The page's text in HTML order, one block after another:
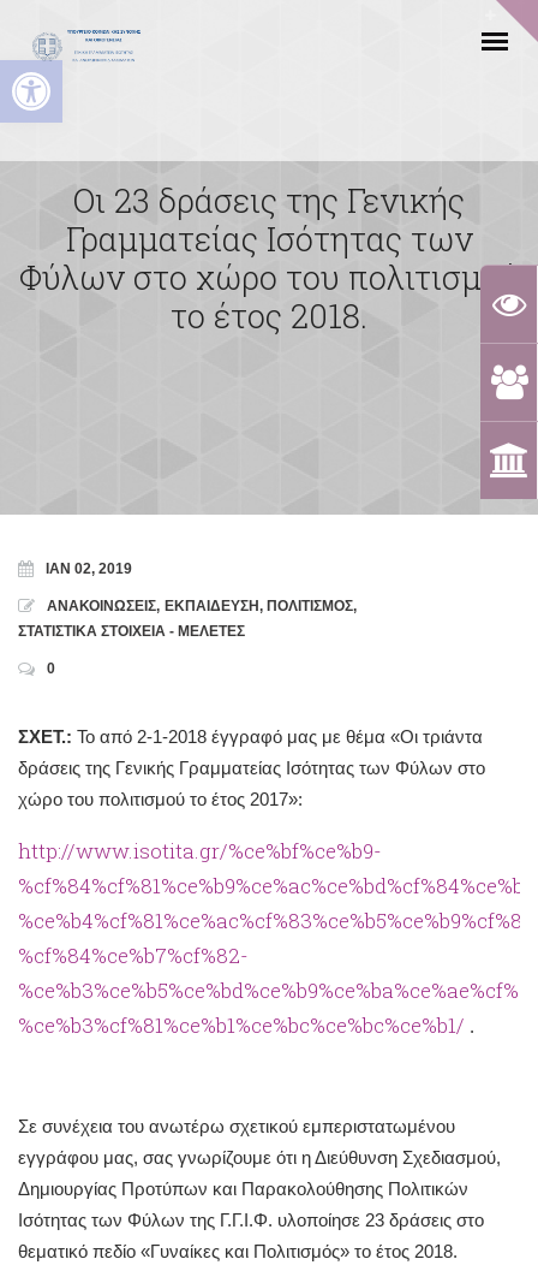
Ανοίξτε τη γραμμή εργαλείων
Οι 23 δράσεις της Γενικής
Γραμματείας Ισότητας των
Φύλων στο χώρο του πολιτισμού
το έτος 2018.
ΙΑΝ 02, 2019
ΑΝΑΚΟΙΝΩΣΕΙΣ, ΕΚΠΑΙΔΕΥΣΗ, ΠΟΛΙΤΙΣΜΟΣ,
ΣΤΑΤΙΣΤΙΚΑ ΣΤΟΙΧΕΙΑ - ΜΕΛΕΤΕΣ
0
ΣΧΕΤ.: Το από 2-1-2018 έγγραφό μας με θέμα «Οι τριάντα
δράσεις της Γενικής Γραμματείας Ισότητας των Φύλων στο
χώρο του πολιτισμού το έτος 2017»:
http://www.isotita.gr/%ce%bf%ce%b9-
%cf%84%ce%b7%cf%82-
%ce%b3%cf%81%ce%b1%ce%bc%ce%bc%ce%b1/ .
Σε συνέχεια του ανωτέρω σχετικού εμπεριστατωμένου
εγγράφου μας, σας γνωρίζουμε ότι η Διεύθυνση Σχεδιασμού,
Δημιουργίας Προτύπων και Παρακολούθησης Πολιτικών
Ισότητας των Φύλων της Γ.Γ.Ι.Φ. υλοποίησε 23 δράσεις στο
θεματικό πεδίο «Γυναίκες και Πολιτισμός» το έτος 2018.